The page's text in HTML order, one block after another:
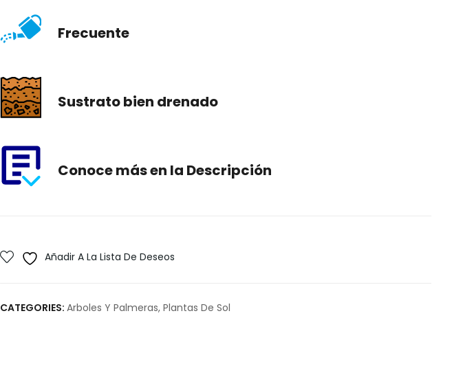
Frecuente
Sustrato bien drenado
Conoce más en la Descripción
Añadir A La Lista De Deseos
CATEGORIES: Arboles Y Palmeras, Plantas De Sol